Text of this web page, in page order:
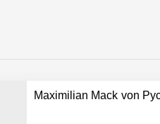
Maximilian Mack von
Entwicklungsprozesse